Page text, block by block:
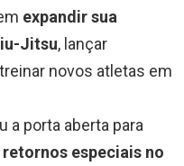
expandir sua
Jitsu, lançar
novos atletas em
a porta aberta para
especiais no